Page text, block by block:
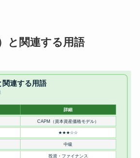
と関連する用語